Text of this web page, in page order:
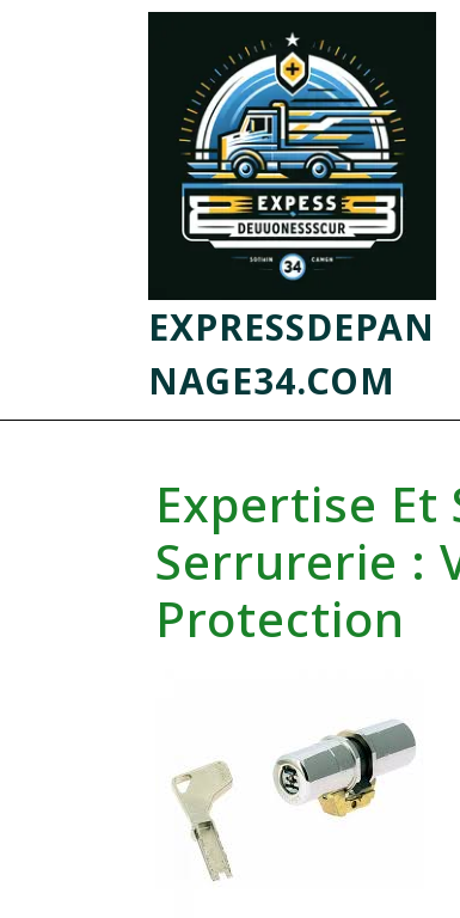
EXPRESSDEPAN
NAGE34.COM
Expertise Et
Serrurerie :
Protection